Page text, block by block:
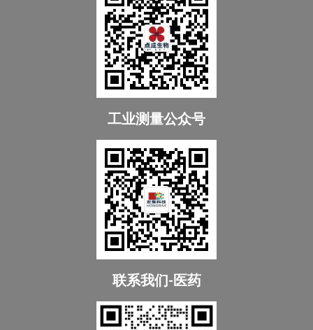
工业测量公众号
联系我们-医药